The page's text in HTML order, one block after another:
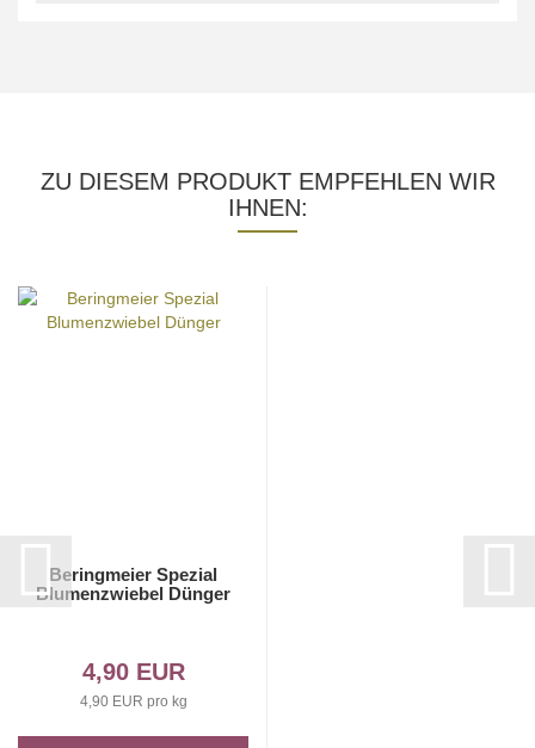
ZU DIESEM PRODUKT EMPFEHLEN WIR
IHNEN:
Beringmeier Spezial
Blumenzwiebel Dünger
4,90 EUR
4,90 EUR pro kg